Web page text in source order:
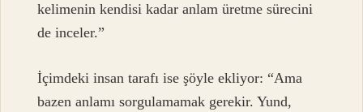
kelimenin kendisi kadar anlam üretme sürecini
de inceler.”
İçimdeki insan tarafı ise şöyle ekliyor: “Ama
bazen anlamı sorgulamamak gerekir. Yund,